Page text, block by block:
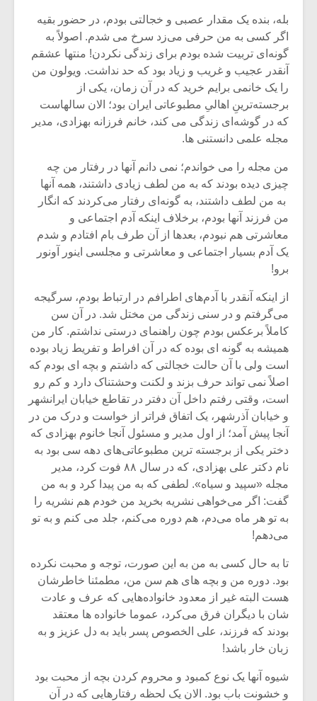
بله، بنده یک مقدار عصبی و خجالتی بودم، در حضور بقیه
اگر کسی به من حرفی می‌زد سرخ می‌ شدم. اصولاً به
گونه‌ای تربیت شده بودم برای زندگی نکردن! منتها عشقم
آنقدر عجیب و غریب و زیاد بود که حد نداشت. ویولون من
را یک خانمی برایم خرید که در آن زمان، یکی از
برجسته‌ترینِ اهالیِ مطبوعاتی ایران بود؛ الان سالهاست
که در گوشه‌ای زندگی می‌ کند، خانم فرزانه بهزادی، مدیر
مجله علمی دانستنی ها.
من مجله را می‌ خواندم؛ نمی دانم آنها در رفتار من چه
چیزی دیده بودند که به من لطف زیادی داشتند، همه آنها
به من لطف داشتند، به گونه‌ای رفتار می‌‌کردند که انگار
من فرزند آنها بودم، برخلاف اینکه آدم اجتماعی و
معاشرتی هم نبودم، بعدها از آن طرف بام افتادم و شدم
یک آدم بسیار اجتماعی و معاشرتی و مجلسی اینور آونور
برو!
از اینکه آنقدر با آدم‌های اطرافم در ارتباط بودم، سرگیجه
می‌گرفتم و در سنی زندگی من مختل شد. در آن سن
کاملاً برعکس بودم چون راهنمای درستی نداشتم. کار من
همیشه به گونه ای بوده که در آن افراط و تفریط زیاد بوده
است ولی با آن حالت خجالتی که داشتم و بچه ای بودم که
اصلاً نمی تواند حرف بزند و لکنت وحشتناک دارد و کم رو
است، وقتی رفتم داخل آن دفتر در تقاطع خیابان ایرانشهر
و خیابان آذرشهر، یک اتفاق فراتر از خواست و درک من در
آنجا پیش آمد؛ از اول مدیر و مسئول آنجا خانوم بهزادی که
دختر یکی از برجسته ترین مطبوعاتی‌های دهه سی بود به
نام دکتر علی بهزادی، که در سال ۸۸ فوت کرد، مدیر
مجله «سپید و سیاه». لطفی که به من پیدا کرد و به من
گفت: اگر می‌خواهی نشریه بخرید من خودم هم نشریه را
به تو هر ماه می‌دم، هم دوره می‌کنم، جلد می‌ کنم و به تو
می‌دهم!
تا به حال کسی به من به این صورت، توجه و محبت نکرده
بود. دوره من و بچه های هم سن من، مطمئنا خاطرشان
هست البته غیر از معدود خانواده‌هایی که عرف و عادت
شان با دیگران فرق می‌کرد، عموما خانواده ها معتقد
بودند که فرزند، علی الخصوص پسر باید به دل عزیز و به
زبان خار باشد!
شیوه آنها یک نوع کمبود و محروم کردن بچه از محبت بود
و خشونت باب بود. الان یک لحظه رفتارهایی که در آن
میکلوش روژا
یادداشتی بر موسیقی
متن فیلم «متری
شیش و نیم»
اگر نمی توانی
مشهورترین باشی،
بدنام ترین باش
موریس ژار
دوره
موسیقی
موسیقی
سکانسی
موسیقی